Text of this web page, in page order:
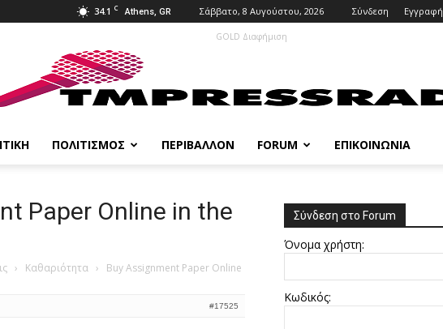
34.1 C Athens, GR Σάββατο, 8 Αυγούστου, 2026 Σύνδεση Εγγραφή
GOLD Διαφήμιση
ΠΟΛΙΤΙΣΜΌΣ ΠΕΡΙΒΆΛΛΟΝ FORUM ΕΠΙΚΟΙΝΩΝΊΑ
Paper Online in the
› Καθαριότητα ›
Buy Assignment Paper Online
#17525
Σύνδεση στο Forum
Όνομα χρήστη:
Κωδικός: